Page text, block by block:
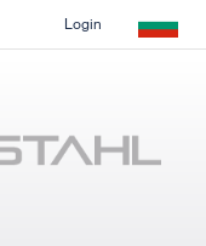
Login